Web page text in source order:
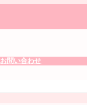
お問い合わせ